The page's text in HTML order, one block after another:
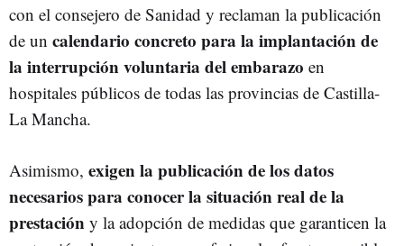
con el consejero de Sanidad y reclaman la publicación
de un calendario concreto para la implantación de
la interrupción voluntaria del embarazo en
hospitales públicos de todas las provincias de Castilla-
La Mancha.
Asimismo, exigen la publicación de los datos
necesarios para conocer la situación real de la
prestación y la adopción de medidas que garanticen la